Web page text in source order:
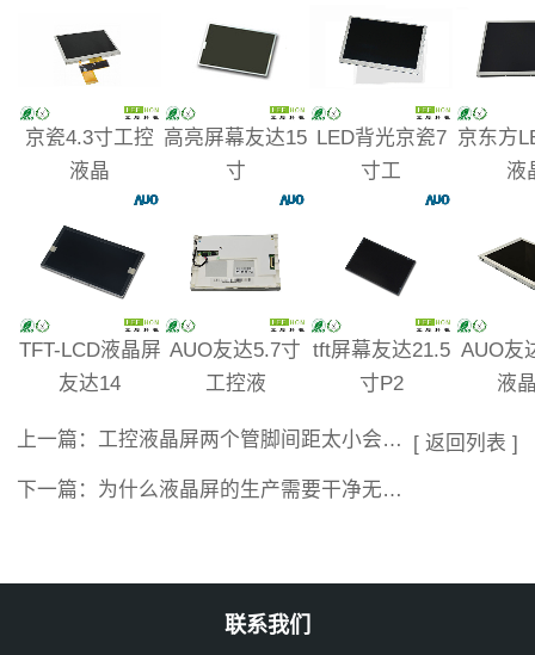
京瓷4.3寸工控
液晶
高亮屏幕友达15
寸
LED背光京瓷7
寸工
京东方
液
TFT-LCD液晶屏
友达14
AUO友达5.7寸
工控液
tft屏幕友达21.5
寸P2
AUO友
液
上一篇： 工控液晶屏两个管脚间距太小会如何？
下一篇： 为什么液晶屏的生产需要干净无尘？
[ 返回列表 ]
联系我们